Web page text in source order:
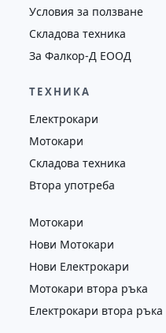
Условия за ползване
Складова техника
За Фалкор-Д ЕООД
ТЕХНИКА
Електрокари
Мотокари
Складова техника
Втора употреба
Мотокари
Нови Мотокари
Нови Електрокари
Мотокари втора ръка
Електрокари втора ръка